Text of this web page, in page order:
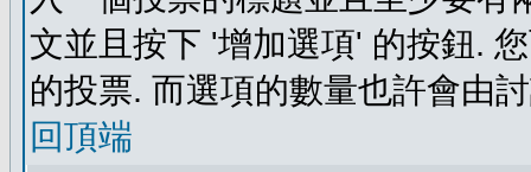
文並且按下 '增加選項' 的按鈕.
的投票. 而選項的數量也許會由
回頂端